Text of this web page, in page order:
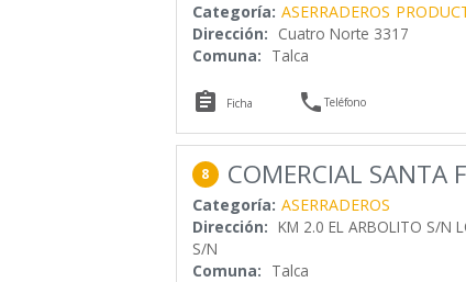
Categoría: ASERRADEROS
Dirección: Cuatro Norte 3317
Comuna: Talca
 Ficha Teléfono
8 COMERCIAL SANTA
Categoría: ASERRADEROS
Dirección: KM 2.0 EL ARBOLITO S/N
S/N
Comuna: Talca